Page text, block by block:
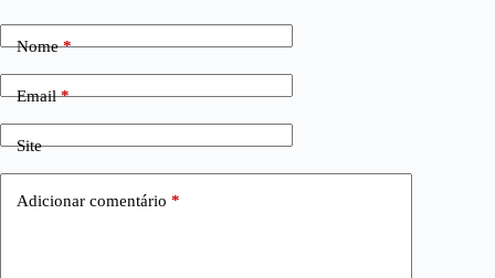
Nome*
Email*
Site
Adicionar comentário *